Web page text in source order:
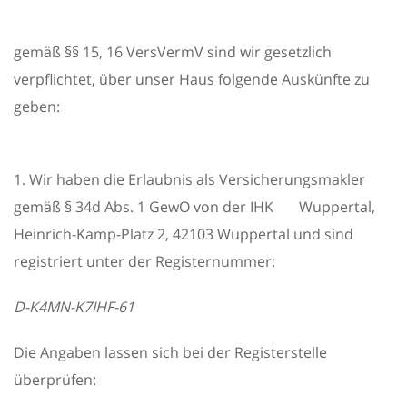
gemäß §§ 15, 16 VersVermV sind wir gesetzlich
verpflichtet, über unser Haus folgende Auskünfte zu
geben:
1. Wir haben die Erlaubnis als Versicherungsmakler
gemäß § 34d Abs. 1 GewO von der IHK Wuppertal,
Heinrich-Kamp-Platz 2, 42103 Wuppertal und sind
registriert unter der Registernummer:
D-K4MN-K7IHF-61
Die Angaben lassen sich bei der Registerstelle
überprüfen: